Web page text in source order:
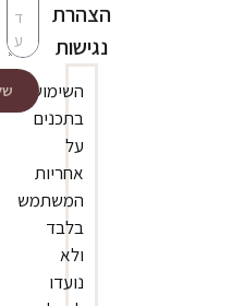
הצהרת
נגישות
השימוש
בתכנים
על
אחריות
המשתמש
בלבד
ולא
נועדו